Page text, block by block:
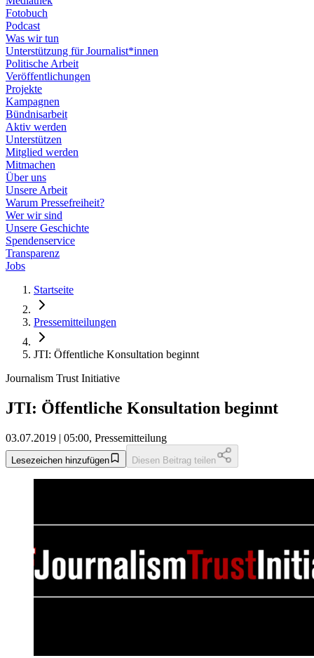
Fotobuch
Podcast
Was wir tun
Unterstützung für Journalist*innen
Politische Arbeit
Veröffentlichungen
Projekte
Kampagnen
Bündnisarbeit
Aktiv werden
Unterstützen
Mitglied werden
Mitmachen
Über uns
Unsere Arbeit
Warum Pressefreiheit?
Wer wir sind
Unsere Geschichte
Spendenservice
Transparenz
Jobs
Startseite
Pressemitteilungen
JTI: Öffentliche Konsultation beginnt
Journalism Trust Initiative
JTI: Öffentliche Konsultation beginnt
03.07.2019 | 05:00, Pressemitteilung
Lesezeichen hinzufügen Diesen Beitrag teilen